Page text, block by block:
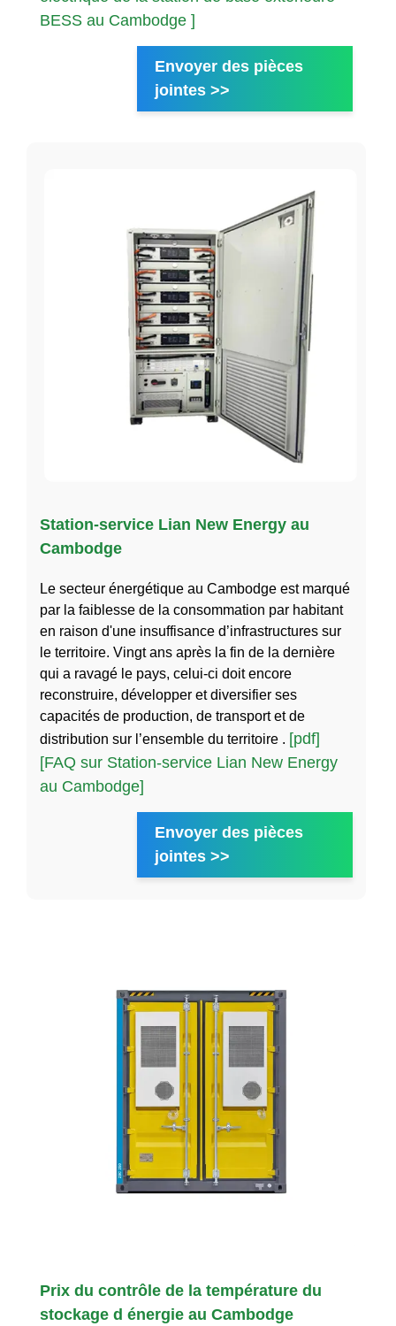
BESS au Cambodge ]
Envoyer des pièces
jointes >>
Station-service Lian New Energy au
Cambodge
Le secteur énergétique au Cambodge est marqué
par la faiblesse de la consommation par habitant
en raison d'une insuffisance d’infrastructures sur
le territoire. Vingt ans après la fin de la dernière
qui a ravagé le pays, celui-ci doit encore
reconstruire, développer et diversifier ses
capacités de production, de transport et de
distribution sur l’ensemble du territoire . [pdf]
[FAQ sur Station-service Lian New Energy
au Cambodge]
Envoyer des pièces
jointes >>
Prix du contrôle de la température du
stockage d énergie au Cambodge